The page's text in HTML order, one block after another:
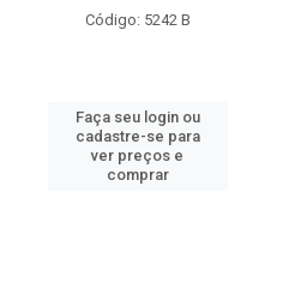
Código: 5242 B
Faça seu login ou
cadastre-se para
ver preços e
comprar